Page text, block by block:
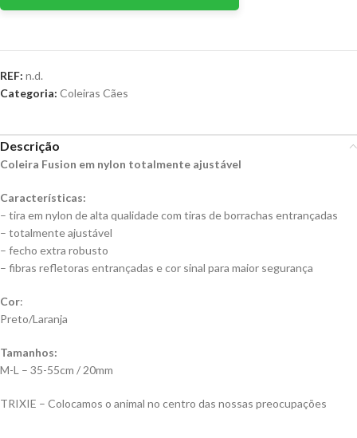
REF: n.d.
Categoria: Coleiras Cães
Descrição
Coleira Fusion em nylon totalmente ajustável
Características:
– tira em nylon de alta qualidade com tiras de borrachas entrançadas
– totalmente ajustável
– fecho extra robusto
– fibras refletoras entrançadas e cor sinal para maior segurança
Cor:
Preto/Laranja
Tamanhos:
M-L – 35-55cm / 20mm
TRIXIE – Colocamos o animal no centro das nossas preocupações